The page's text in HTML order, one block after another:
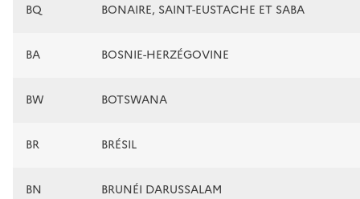
BQ BONAIRE, SAINT-EUSTACHE ET SABA
BA BOSNIE-HERZÉGOVINE
BW BOTSWANA
BR BRÉSIL
BN BRUNÉI DARUSSALAM